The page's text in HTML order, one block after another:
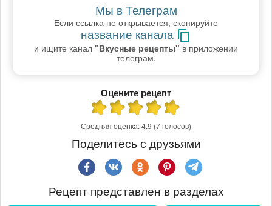
Мы в Телеграм
Если ссылка не открывается, скопируйте
название канала
и ищите канал "Вкусные рецепты" в приложении
телеграм.
Оцените рецепт
Средняя оценка:4.9 (7 голосов)
Поделитесь с друзьями
Рецепт представлен в разделах